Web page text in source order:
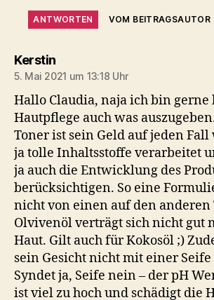
ANTWORTEN VOM BEITRAGSAUTOR
Kerstinsagt:
5. Mai 2021 um 13:18 Uhr
Hallo Claudia, naja ich bin
Hautpflege auch was
Toner ist sein Geld auf jeden Fall
ja tolle Inhaltsstoffe verarbeitet
ja auch die Entwicklung des
berücksichtigen. So eine
nicht von einen auf den anderen
Olvivenöl verträgt sich nicht gut
Haut. Gilt auch für Kokosöl ;)
sein Gesicht nicht mit einer
Syndet ja, Seife nein – der pH
ist viel zu hoch und schädigt die